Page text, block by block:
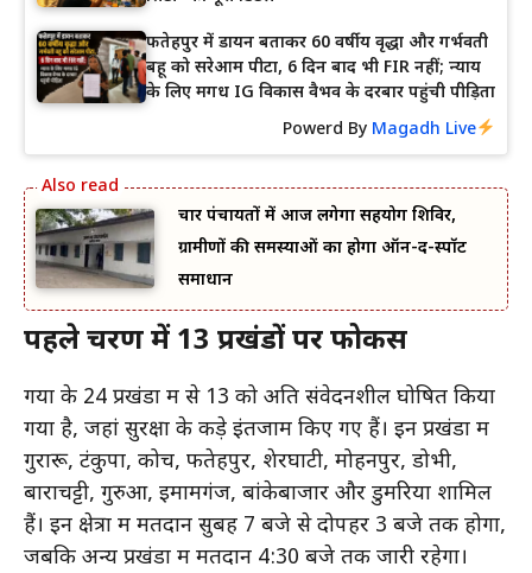
फतेहपुर में डायन बताकर 60 वर्षीय वृद्धा और गर्भवती
बहू को सरेआम पीटा, 6 दिन बाद भी FIR नहीं; न्याय
के लिए मगध IG विकास वैभव के दरबार पहुंची पीड़िता
Powerd By Magadh Live
चार पंचायतों में आज लगेगा सहयोग शिविर,
ग्रामीणों की समस्याओं का होगा ऑन-द-स्पॉट
समाधान
पहले चरण में 13 प्रखंडों पर फोकस
गया के 24 प्रखंडों में से 13 को अति संवेदनशील घोषित किया
गया है, जहां सुरक्षा के कड़े इंतजाम किए गए हैं। इन प्रखंडों में
गुरारू, टंकुपा, कोच, फतेहपुर, शेरघाटी, मोहनपुर, डोभी,
बाराचट्टी, गुरुआ, इमामगंज, बांकेबाजार और डुमरिया शामिल
हैं। इन क्षेत्रों में मतदान सुबह 7 बजे से दोपहर 3 बजे तक होगा,
जबकि अन्य प्रखंडों में मतदान 4:30 बजे तक जारी रहेगा।